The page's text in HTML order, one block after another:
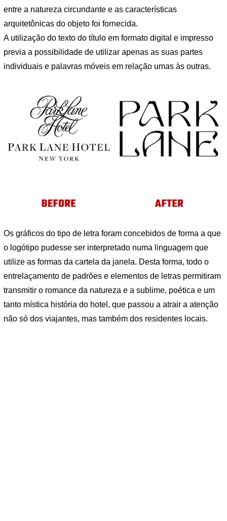
entre a natureza circundante e as características
arquitetônicas do objeto foi fornecida.
A utilização do texto do título em formato digital e impresso
previa a possibilidade de utilizar apenas as suas partes
individuais e palavras móveis em relação umas às outras.
Os gráficos do tipo de letra foram concebidos de forma a que
o logótipo pudesse ser interpretado numa linguagem que
utilize as formas da cartela da janela. Desta forma, todo o
entrelaçamento de padrões e elementos de letras permitiram
transmitir o romance da natureza e a sublime, poética e um
tanto mística história do hotel, que passou a atrair a atenção
não só dos viajantes, mas também dos residentes locais.